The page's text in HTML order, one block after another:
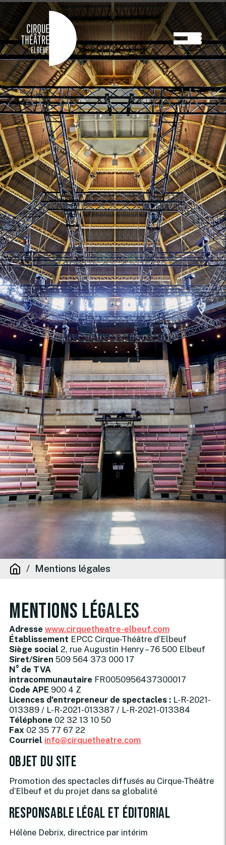
Mentions légales
Mentions légales
Adresse www.cirquetheatre-elbeuf.com
Établissement EPCC Cirque-Théâtre d’Elbeuf
Siège social 2, rue Augustin Henry – 76 500 Elbeuf
Siret/Siren 509 564 373 000 17
N° de TVA
intracommunautaire FR0050956437300017
Code APE 900 4 Z
Licences d’entrepreneur de spectacles : L-R-2021-
013389 / L-R-2021-013387 / L-R-2021-013384
Téléphone 02 32 13 10 50
Fax 02 35 77 67 22
Courriel info@cirquetheatre.com
Objet du site
Promotion des spectacles diffusés au Cirque-Théâtre
d’Elbeuf et du projet dans sa globalité
Responsable légal et éditorial
Hélène Debrix, directrice par intérim